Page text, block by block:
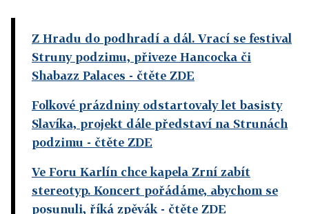
Z Hradu do podhradí a dál. Vrací se festival
Struny podzimu, přiveze Hancocka či
Shabazz Palaces - čtěte ZDE
Folkové prázdniny odstartovaly let basisty
Slavíka, projekt dále představí na Strunách
podzimu - čtěte ZDE
Ve Foru Karlín chce kapela Zrní zabít
stereotyp. Koncert pořádáme, abychom se
posunuli, říká zpěvák - čtěte ZDE